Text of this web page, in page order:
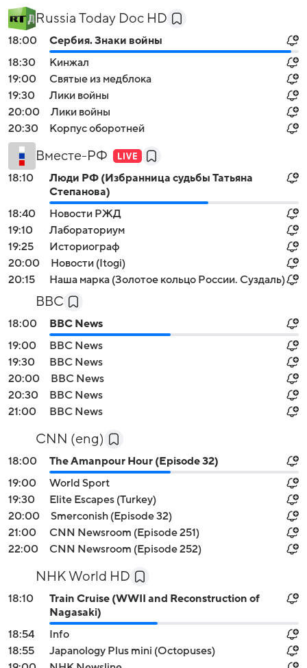
Russia Today Doc HD
18:00
Сербия. Знаки войны
18:30
Кинжал
19:00
Святые из медблока
19:30
Лики войны
20:00
Лики войны
20:30
Корпус оборотней
Вместе-РФ
18:10
Люди РФ (Избранница судьбы Татьяна
Степанова)
18:40
Новости РЖД
19:10
Лабораториум
19:25
Историограф
20:00
Новости (Itogi)
20:15
Наша марка (Золотое кольцо России. Суздаль)
BBC
18:00
BBC News
19:00
BBC News
19:30
BBC News
20:00
BBC News
20:30
BBC News
21:00
BBC News
CNN (eng)
18:00
The Amanpour Hour (Episode 32)
19:00
World Sport
19:30
Elite Escapes (Turkey)
20:00
Smerconish (Episode 32)
21:00
CNN Newsroom (Episode 251)
22:00
CNN Newsroom (Episode 252)
NHK World HD
18:10
Train Cruise (WWII and Reconstruction of
Nagasaki)
18:54
Info
18:55
Japanology Plus mini (Octopuses)